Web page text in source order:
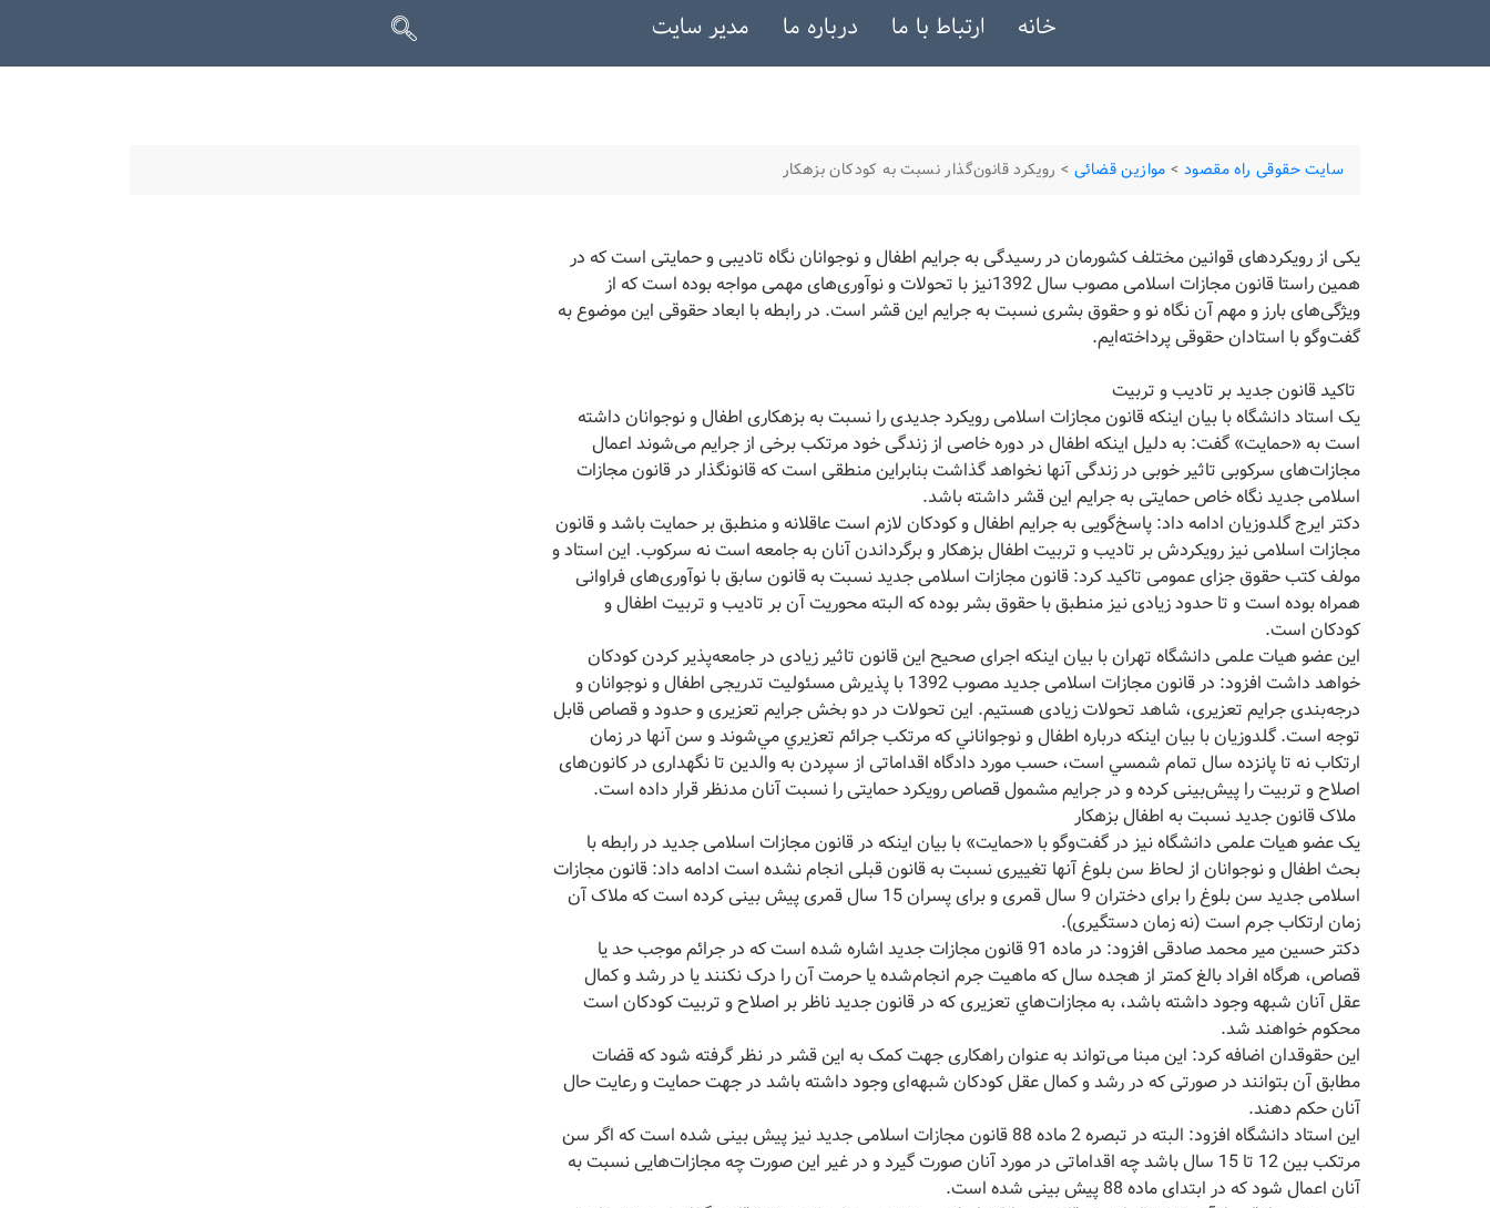
خانه ارتباط با ما درباره ما مدیر سایت
سایت حقوقی راه مقصود > موازین قضائی > رویکرد قانون‌گذار نسبت به کودکان بزهکار
یکی از رویکردهای قوانین مختلف کشورمان در رسیدگی به جرایم اطفال و نوجوانان نگاه تادیبی و حمایتی است که در
همین راستا قانون مجازات اسلامی مصوب سال 1392نیز با تحولات و نوآوری‌های مهمی مواجه بوده است که از
ویژگی‌های بارز و مهم آن نگاه نو و حقوق بشری نسبت به جرایم این قشر است. در رابطه با ابعاد حقوقی این موضوع به
گفت‌وگو با استادان حقوقی پرداخته‌ایم.
تاکید قانون جدید بر تادیب و تربیت
یک استاد دانشگاه با بیان اینکه قانون مجازات اسلامی رویکرد جدیدی را نسبت به بزهکاری اطفال و نوجوانان داشته
است به «حمایت» گفت: به دلیل اینکه اطفال در دوره خاصی از زندگی خود مرتکب برخی از جرایم می‌شوند اعمال
مجازات‌های سرکوبی تاثیر خوبی در زندگی آنها نخواهد گذاشت بنابراین منطقی است که قانونگذار در قانون مجازات
اسلامی جدید نگاه خاص حمایتی به جرایم این قشر داشته باشد.
دکتر ایرج گلدوزیان ادامه داد: پاسخ‌گویی به جرایم اطفال و کودکان لازم است عاقلانه و منطبق بر حمایت باشد و قانون
مجازات اسلامی نیز رویکردش بر تادیب و تربیت اطفال بزهکار و برگرداندن آنان به جامعه است نه سرکوب. این استاد و
مولف کتب حقوق جزای عمومی تاکید کرد: قانون مجازات اسلامی جدید نسبت به قانون سابق با نوآوری‌های فراوانی
همراه بوده است و تا حدود زیادی نیز منطبق با حقوق بشر بوده که البته محوریت آن بر تادیب و تربیت اطفال و
کودکان است.
این عضو هیات علمی دانشگاه تهران با بیان اینکه اجرای صحیح این قانون تاثیر زیادی در جامعه‌پذیر کردن کودکان
خواهد داشت افزود: در قانون مجازات اسلامی جدید مصوب 1392 با پذیرش مسئولیت تدریجی اطفال و نوجوانان و
درجه‌بندی جرایم تعزیری، شاهد تحولات زیادی هستیم. این تحولات در دو بخش جرایم تعزیری و حدود و قصاص قابل
توجه است. گلدوزیان با بیان اینکه درباره اطفال و نوجواناني كه مرتكب جرائم تعزيري مي‌شوند و سن آنها در زمان
ارتكاب نه تا پانزده سال تمام شمسي است، حسب مورد دادگاه اقداماتی از سپردن به والدین تا نگهداری در کانون‌های
اصلاح و تربیت را پیش‌بینی کرده و در جرایم مشمول قصاص رویکرد حمایتی را نسبت آنان مدنظر قرار داده است.
ملاک قانون جدید نسبت به اطفال بزهکار
یک عضو هیات علمی دانشگاه نیز در گفت‌وگو با «حمایت» با بیان اینکه در قانون مجازات اسلامی جدید در رابطه با
بحث اطفال و نوجوانان از لحاظ سن بلوغ آنها تغییری نسبت به قانون قبلی انجام نشده است ادامه داد: قانون مجازات
اسلامی جدید سن بلوغ را برای دختران 9 سال قمری و برای پسران 15 سال قمری پیش بینی کرده است که ملاک آن
زمان ارتکاب جرم است (نه زمان دستگیری).
دکتر حسین میر محمد صادقی افزود: در ماده 91 قانون مجازات جدید اشاره شده است که در جرائم موجب حد يا
قصاص، هرگاه افراد بالغ كمتر از هجده سال که ماهيت جرم انجام‌شده يا حرمت آن را درک نکنند يا در رشد و کمال
عقل آنان شبهه وجود داشته باشد، به مجازات‌هاي تعزیری که در قانون جدید ناظر بر اصلاح و تربیت کودکان است
محکوم خواهند شد.
این حقوقدان اضافه کرد: این مبنا می‌تواند به عنوان راهکاری جهت کمک به این قشر در نظر گرفته شود که قضات
مطابق آن بتوانند در صورتی که در رشد و کمال عقل کودکان شبهه‌ای وجود داشته باشد در جهت حمایت و رعایت حال
آنان حکم دهند.
این استاد دانشگاه افزود: البته در تبصره 2 ماده 88 قانون مجازات اسلامی جدید نیز پیش بینی شده است که اگر سن
مرتکب بین 12 تا 15 سال باشد چه اقداماتی در مورد آنان صورت ‌گیرد و در غیر این صورت چه مجازات‌هایی نسبت به
آنان اعمال شود که در ابتدای ماده 88 پیش بینی شده است.